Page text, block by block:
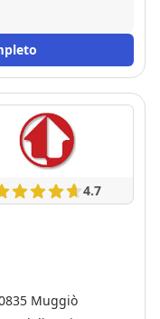
Magari
4.7
Muggiò